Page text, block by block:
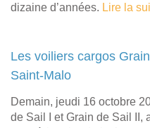
dizaine d’années. Lire la
Les voiliers cargos
Saint-Malo
Demain, jeudi 16 octobre
de Sail I et Grain de Sail II,